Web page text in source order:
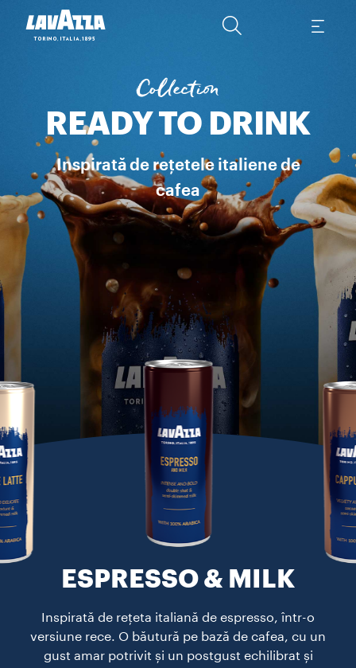
ESPRESSO & MILK​ Inspirată de rețeta italiană de espresso, într-
Collection
READY TO DRINK
Inspirată de rețetele italiene de
cafea
ESPRESSO & MILK​
Inspirată de rețeta italiană de espresso, într-o
versiune rece. O băutură pe bază de cafea, cu un
gust amar potrivit și un postgust echilibrat și